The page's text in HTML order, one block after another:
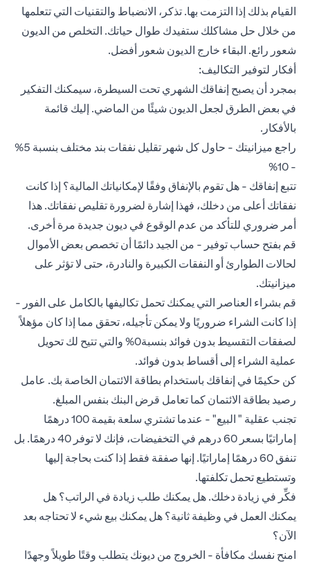
القيام بذلك إذا التزمت بها. تذكر، الانضباط والتقنيات التي تتعلمها
من خلال حل مشاكلك ستفيدك طوال حياتك. التخلص من الديون
شعور رائع. البقاء خارج الديون شعور أفضل.
أفكار لتوفير التكاليف:
بمجرد أن يصبح إنفاقك الشهري تحت السيطرة، سيمكنك التفكير
في بعض الطرق لجعل الديون شيئًا من الماضي. إليك قائمة
بالأفكار.
راجع ميزانيتك - حاول كل شهر تقليل نفقات بند مختلف بنسبة 5%
- 10%
تتبع إنفاقك - هل تقوم بالإنفاق وفقًا لإمكانياتك المالية؟ إذا كانت
نفقاتك أعلى من دخلك، فهذا إشارة لضرورة تقليص نفقاتك. هذا
أمر ضروري للتأكد من عدم الوقوع في ديون جديدة مرة أخرى.
قم بفتح حساب توفير - من الجيد دائمًا أن تخصص بعض الأموال
لحالات الطوارئ أو النفقات الكبيرة والنادرة، حتى لا تؤثر على
ميزانيتك.
قم بشراء العناصر التي يمكنك تحمل تكاليفها بالكامل على الفور -
إذا كانت الشراء ضروريًا ولا يمكن تأجيله، تحقق مما إذا كان مؤهلاً
لصفقات التقسيط بدون فوائد بنسبة0% والتي تتيح لك تحويل
عملية الشراء إلى أقساط بدون فوائد.
كن حكيمًا في إنفاقك باستخدام بطاقة الائتمان الخاصة بك. عامل
رصيد بطاقة الائتمان كما تعامل قرض البنك بنفس المبلغ.
تجنب عقلية " البيع" - عندما تشتري سلعة بقيمة 100 درهمًا
إماراتيًا بسعر 60 درهم في التخفيضات، فإنك لا توفر 40 درهمًا. بل
تنفق 60 درهمًا إماراتيًا. إنها صفقة فقط إذا كنت بحاجة إليها
وتستطيع تحمل تكلفتها.
فكِّر في زيادة دخلك. هل يمكنك طلب زيادة في الراتب؟ هل
يمكنك العمل في وظيفة ثانية؟ هل يمكنك بيع شيء لا تحتاجه بعد
الآن؟
امنح نفسك مكافأة - الخروج من ديونك يتطلب وقتًا طويلاً وجهدًا